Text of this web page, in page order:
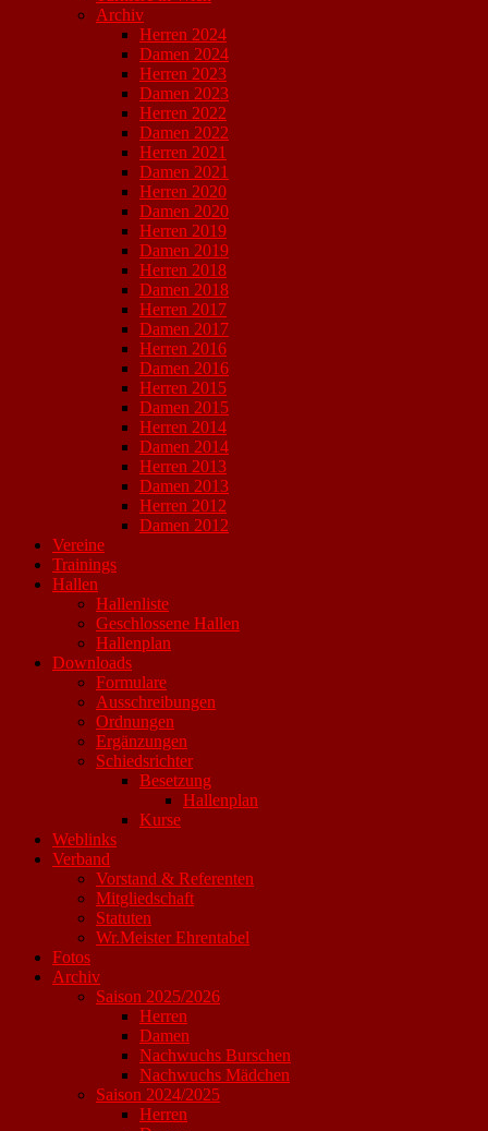
Archiv
Herren 2024
Damen 2024
Herren 2023
Damen 2023
Herren 2022
Damen 2022
Herren 2021
Damen 2021
Herren 2020
Damen 2020
Herren 2019
Damen 2019
Herren 2018
Damen 2018
Herren 2017
Damen 2017
Herren 2016
Damen 2016
Herren 2015
Damen 2015
Herren 2014
Damen 2014
Herren 2013
Damen 2013
Herren 2012
Damen 2012
Vereine
Trainings
Hallen
Hallenliste
Geschlossene Hallen
Hallenplan
Downloads
Formulare
Ausschreibungen
Ordnungen
Ergänzungen
Schiedsrichter
Besetzung
Hallenplan
Kurse
Weblinks
Verband
Vorstand & Referenten
Mitgliedschaft
Statuten
Wr.Meister Ehrentabel
Fotos
Archiv
Saison 2025/2026
Herren
Damen
Nachwuchs Burschen
Nachwuchs Mädchen
Saison 2024/2025
Herren